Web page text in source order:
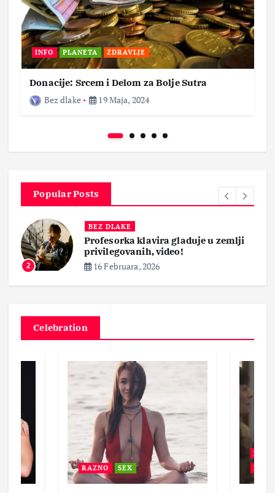
INFO PLANETA ZDRAVLJE
Donacije: Srcem i Delom za Bolje Sutra
Bez dlake
19 Maja, 2024
Popular Posts
2
BEZ DLAKE
Profesorka klavira gladuje u zemlji
privilegovanih, video!
16 Februara, 2026
Celebration
RAZNO SEX
BEZ